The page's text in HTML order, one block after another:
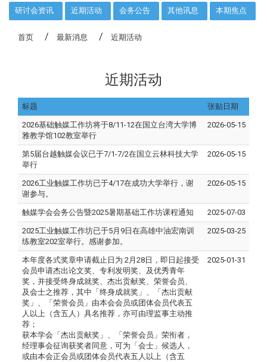
研讨会资讯 近期活动 会务公告 其他讯息 本期焦点
首页 最新消息 近期活动
近期活动
标题 张贴日期
2026基础触媒工作坊将于8/11-12在国立台湾大学博
雅教学馆102教室举行
2026-05-15
第5届台越触媒会议已于7/1-7/2在国立云林科技大学
举行
2026-05-15
2026工业触媒工作坊已于4/17在成功大学举行，谢
谢参与。
2026-05-15
触媒学会会务公告暨2025暑期基础工作坊课程通知 2025-07-03
2025工业触媒工作坊已于5月9日在高雄中油宏南训
练教室202室举行。感谢参加。
2025-03-25
本年度各式奖章申请截止日为 2月28日，即日起接受
会员申请杰出论文奖、专利发明奖、及优秀青年
奖，并接受终身成就奖、杰出贡献奖、荣誉会员、
及会士之推荐，其中「终身成就奖」、「杰出贡献
奖」、「荣誉会员」由本会会员或团体会员代表五
人以上（含五人）具名推荐，亦可由理监事主动推
荐；
获本学会「杰出贡献奖」、「荣誉会员」荣衔者，
经理事会征询获奖者同意，可为「会士」候选人，
或由本会正会员或团体会员代表五人以上（含五
2025-01-31